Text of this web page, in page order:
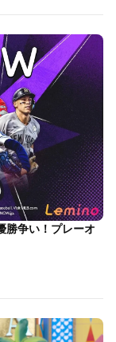
勝争い！プレーオ